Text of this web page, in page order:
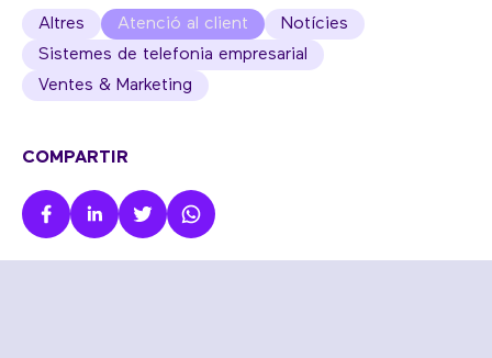
Altres Atenció al client
Notícies
Sistemes de telefonia empresarial
Ventes & Marketing
COMPARTIR